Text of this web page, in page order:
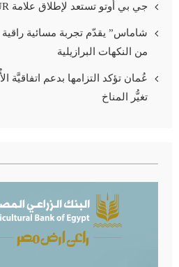
جي بي أوتو تستعد لإطلاق علامة iCAUR في السوق المصرية
شاماس” يقدّم تجربة مسائية
من النكهات البرازيلية
عُمان تؤكد التزامها بدعم اتفاقيَّة
تغيُّر المناخ